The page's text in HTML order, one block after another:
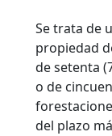
Se trata de
propiedad
de setenta
o de
del plazo